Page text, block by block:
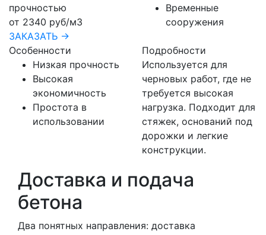
прочностью
от 2340 руб/м3
ЗАКАЗАТЬ →
Временные
сооружения
Особенности
Низкая прочность
Высокая
экономичность
Простота в
использовании
Подробности
Используется для
черновых работ, где не
требуется высокая
нагрузка. Подходит для
стяжек, оснований под
дорожки и легкие
конструкции.
Доставка и подача
бетона
Два понятных направления: доставка